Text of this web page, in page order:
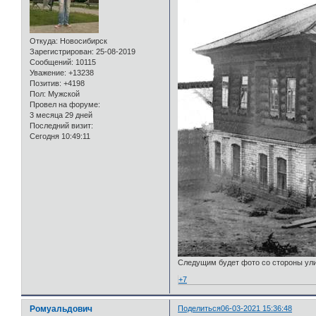
Откуда: Новосибирск
Зарегистрирован: 25-08-2019
Сообщений: 10115
Уважение: +13238
Позитив: +4198
Пол: Мужской
Провел на форуме:
3 месяца 29 дней
Последний визит:
Сегодня 10:49:11
Следущим будет фото со стороны
+7
Поделиться06-03-2021 15:36:48
Ромуальдович